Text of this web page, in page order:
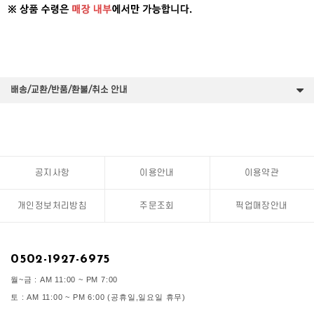
배송/교환/반품/환불/취소 안내
공지사항 이용안내 이용약관
개인정보처리방침 주문조회 픽업매장안내
0502-1927-6975
월~금 : AM 11:00 ~ PM 7:00
토 : AM 11:00 ~ PM 6:00 (공휴일,일요일 휴무)